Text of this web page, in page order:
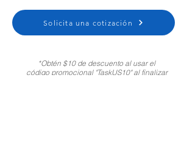
Solicita una cotización
*Obtén $10 de descuento al usar el
código promocional "TaskUS10" al finalizar